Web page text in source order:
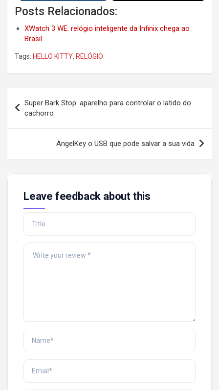
Posts Relacionados:
XWatch 3 WE: relógio inteligente da Infinix chega ao
Brasil
Tags: HELLO KITTY, RELÓGIO
navigation
Super Bark Stop: aparelho para controlar o latido do
cachorro
AngelKey o USB que pode salvar a sua vida
Leave feedback about this